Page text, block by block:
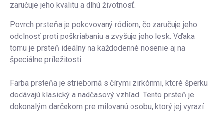
zaručuje jeho kvalitu a dlhú životnosť.
Povrch prsteňa je pokovovaný ródiom, čo zaručuje jeho
odolnosť proti poškriabaniu a zvyšuje jeho lesk. Vďaka
tomu je prsteň ideálny na každodenné nosenie aj na
špeciálne príležitosti.
Farba prsteňa je strieborná s čírymi zirkónmi, ktoré šperku
dodávajú klasický a nadčasový vzhľad. Tento prsteň je
dokonalým darčekom pre milovanú osobu, ktorý jej vyrazí